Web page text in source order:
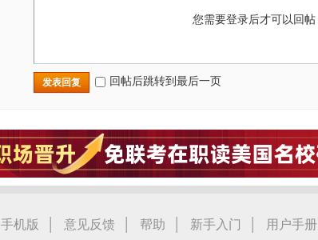
您需要登录后才可以回帖
发表回复 回帖后跳转到最后一页
手机版 | 意见反馈 | 帮助 | 新手入门 | 用户手册